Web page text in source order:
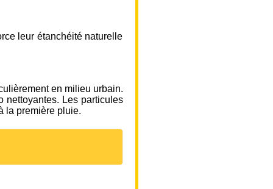
leur étanchéité naturelle
en milieu urbain.
nettoyantes. Les particules
la première pluie.